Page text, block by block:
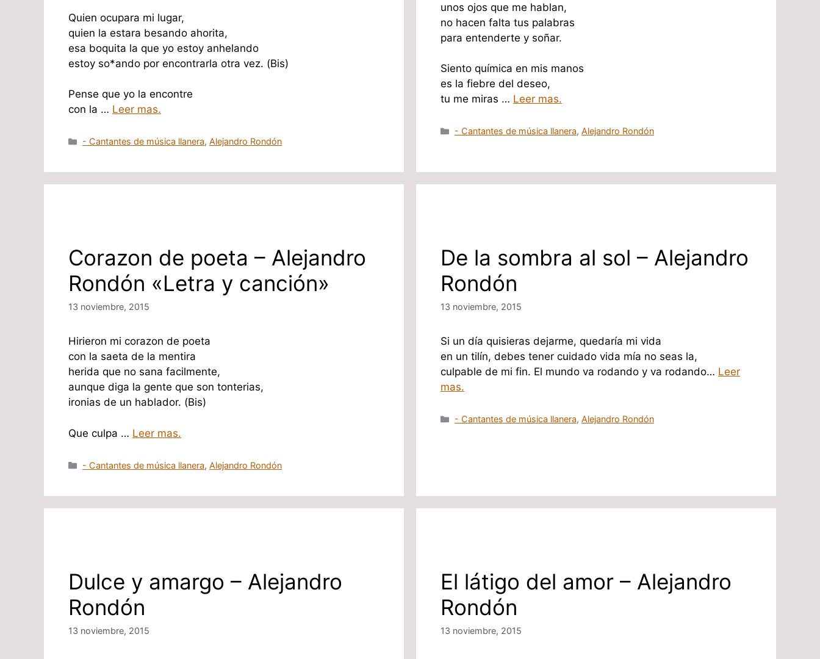
Quien ocupara mi lugar,
quien la estara besando ahorita,
esa boquita la que yo estoy anhelando
estoy so*ando por encontrarla otra vez. (Bis)
Pense que yo la encontre
con la … Leer mas.
Categorías
- Cantantes de música llanera,Alejandro Rondón
unos ojos que me hablan,
no hacen falta tus palabras
para entenderte y soñar.
Siento química en mis manos
es la fiebre del deseo,
tu me miras … Leer mas.
Categorías
- Cantantes de música llanera,Alejandro Rondón
Corazon de poeta – Alejandro
Rondón «Letra y canción»
13 noviembre, 2015
Hirieron mi corazon de poeta
con la saeta de la mentira
herida que no sana facilmente,
aunque diga la gente que son tonterias,
ironias de un hablador. (Bis)
Que culpa … Leer mas.
Categorías
- Cantantes de música llanera,Alejandro Rondón
De la sombra al sol – Alejandro
Rondón
13 noviembre, 2015
Si un día quisieras dejarme, quedaría mi vida
en un tilín, debes tener cuidado vida mía no seas la,
culpable de mi fin. El mundo va rodando y va rodando… Leer
mas.
Categorías
- Cantantes de música llanera,Alejandro Rondón
Dulce y amargo – Alejandro
Rondón
13 noviembre, 2015
El látigo del amor – Alejandro
Rondón
13 noviembre, 2015